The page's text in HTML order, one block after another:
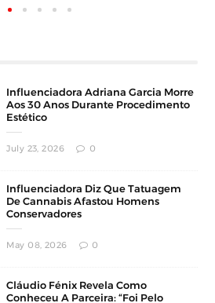
Influenciadora Adriana Garcia Morre
Aos 30 Anos Durante Procedimento
Estético
July 23, 2026 0
Influenciadora Diz Que Tatuagem
De Cannabis Afastou Homens
Conservadores
May 08, 2026 0
Cláudio Fénix Revela Como
Conheceu A Parceira: “Foi Pelo